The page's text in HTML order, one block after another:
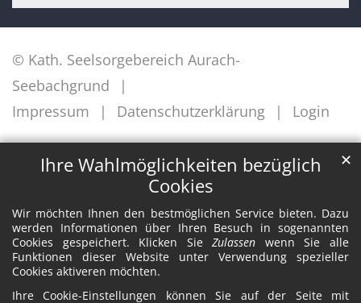
Ihre Wahlmöglichkeiten bezüglich
Cookies
Wir möchten Ihnen den bestmöglichen Service bieten. Dazu
werden Informationen über Ihren Besuch in sogenannten
Cookies gespeichert. Klicken SieZulassen wenn Sie alle
Funktionen dieser Website unter Verwendung spezieller
Cookies aktiveren möchten.
Ihre Cookie-Einstellungen können Sie auf der Seite mit
✕
© Kath. Seelsorgebereich Aurach-
Seebachgrund
Impressum
Datenschutzerklärung Login